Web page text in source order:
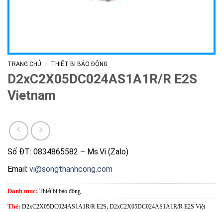
TRANG CHỦ / THIẾT BỊ BÁO ĐỘNG
D2xC2X05DC024AS1A1R/R E2S
Vietnam
Số ĐT: 0834865582 – Ms.Vi (Zalo)
Email: vi@songthanhcong.com
Danh mục: Thiết bị báo động
Thẻ: D2xC2X05DC024AS1A1R/R E2S, D2xC2X05DC024AS1A1R/R E2S Việt